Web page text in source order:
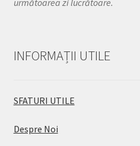
INFORMAȚII UTILE
SFATURI UTILE
Despre Noi